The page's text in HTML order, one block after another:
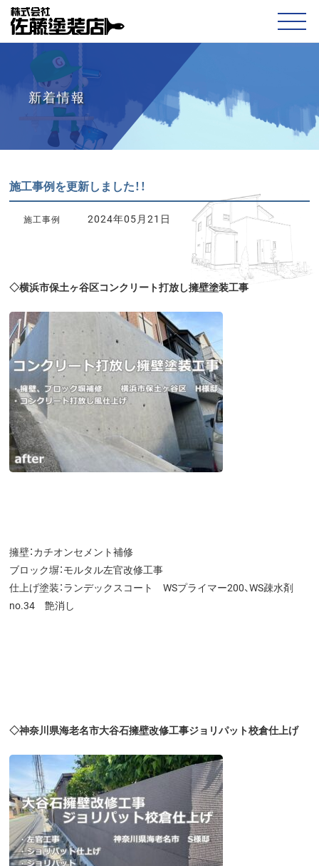
新着情報
施工事例を更新しました！！
施工事例 2024年05月21日
◇横浜市保土ヶ谷区コンクリート打放し擁壁塗装工事
擁壁：カチオンセメント補修
ブロック塀：モルタル左官改修工事
仕上げ塗装：ランデックスコート WSプライマー200、WS疎水剤
no.34 艶消し
◇神奈川県海老名市大谷石擁壁改修工事ジョリパット校倉仕上げ